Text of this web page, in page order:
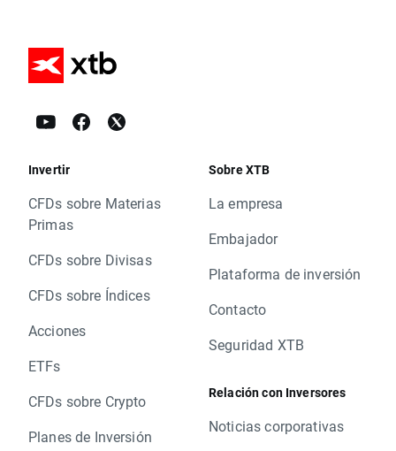
Invertir
CFDs sobre Materias
Primas
CFDs sobre Divisas
CFDs sobre Índices
Acciones
ETFs
CFDs sobre Crypto
Planes de Inversión
Sobre XTB
La empresa
Embajador
Plataforma de inversión
Contacto
Seguridad XTB
Relación con Inversores
Noticias corporativas